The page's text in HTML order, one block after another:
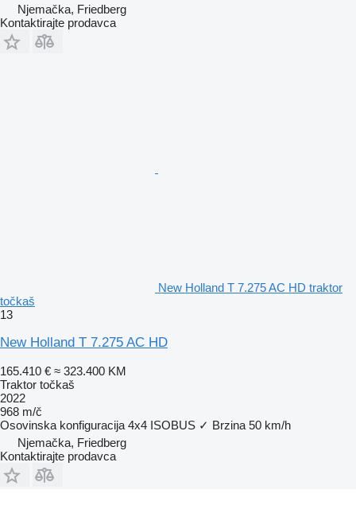
Njemačka, Friedberg
Kontaktirajte prodavca
New Holland T 7.275 AC HD traktor
točkaš
13
New Holland T 7.275 AC HD
165.410 € ≈ 323.400 KM
Traktor točkaš
2022
968 m/č
Osovinska konfiguracija 4x4 ISOBUS ✓ Brzina 50 km/h
Njemačka, Friedberg
Kontaktirajte prodavca